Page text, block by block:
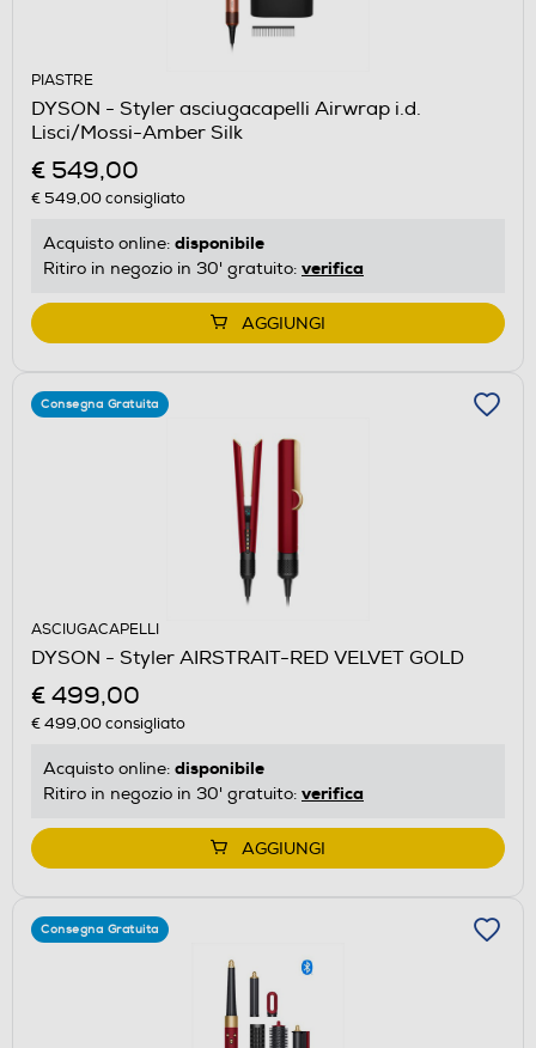
PIASTRE
DYSON - Styler asciugacapelli Airwrap i.d.
Lisci/Mossi-Amber Silk
€ 549,00
€ 549,00consigliato
Acquisto online: disponibile
Ritiro in negozio in 30' gratuito: verifica
AGGIUNGI
Consegna Gratuita
ASCIUGACAPELLI
DYSON - Styler AIRSTRAIT-RED VELVET GOLD
€ 499,00
€ 499,00consigliato
Acquisto online: disponibile
Ritiro in negozio in 30' gratuito: verifica
AGGIUNGI
Consegna Gratuita